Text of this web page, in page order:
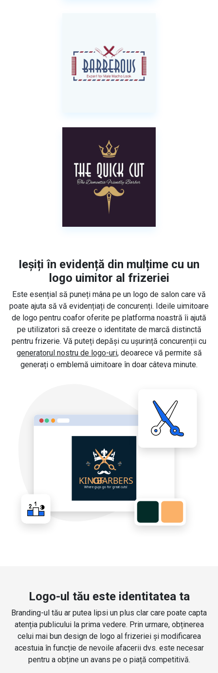
Ieșiți în evidență din mulțime cu un
logo uimitor al frizeriei
Este esențial să puneți mâna pe un logo de salon care vă
poate ajuta să vă evidențiați de concurenți. Ideile uimitoare
de logo pentru coafor oferite pe platforma noastră îi ajută
pe utilizatori să creeze o identitate de marcă distinctă
pentru frizerie. Vă puteți depăși cu ușurință concurenții cu
generatorul nostru de logo-uri, deoarece vă permite să
generați o emblemă uimitoare în doar câteva minute.
Logo-ul tău este identitatea ta
Branding-ul tău ar putea lipsi un plus clar care poate capta
atenția publicului la prima vedere. Prin urmare, obținerea
celui mai bun design de logo al frizeriei și modificarea
acestuia în funcție de nevoile afacerii dvs. este necesar
pentru a obține un avans pe o piață competitivă.